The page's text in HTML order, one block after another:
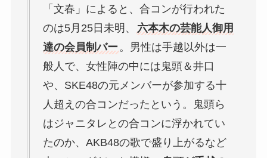
「文春」によると、合コンが行われた
のは5月25日未明、
六本木の芸能人御用
達の会員制バー 。男性は手越以外は一
般人で、女性陣の中には鬼頭＆井口
や、SKE48の元メンバーが参加する十
人超えの合コンだったという。鬼頭ら
はジャニタレとの合コンに浮かれてい
たのか、AKB48の歌で盛り上がるなど